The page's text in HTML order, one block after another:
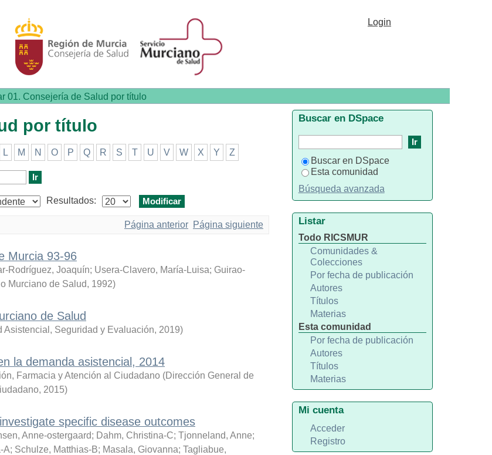
título Login
01. Consejería de Salud por título
por título
L M N O P Q R S T U V W X Y Z
Resultados:
Página anterior Página siguiente
Murcia 93-96
Rodríguez, Joaquín; Usera-Clavero, María-Luisa; Guirao-
Murciano de Salud, 1992)
de Salud
Seguridad y Evaluación, 2019)
la demanda asistencial, 2014
Farmacia y Atención al Ciudadano (Dirección General de
, 2015)
specific disease outcomes
Anne-ostergaard; Dahm, Christina-C; Tjonneland, Anne;
A; Schulze, Matthias-B; Masala, Giovanna; Tagliabue,
Buscar en DSpace
Buscar en DSpace
Esta comunidad
Búsqueda avanzada
Listar
Todo RICSMUR
Comunidades &
Colecciones
Por fecha de publicación
Autores
Títulos
Materias
Esta comunidad
Por fecha de publicación
Autores
Títulos
Materias
Mi cuenta
Acceder
Registro